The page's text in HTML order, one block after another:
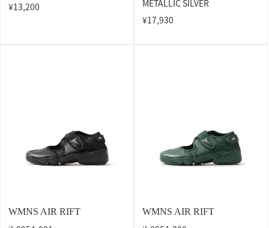
¥13,200
METALLIC SILVER
¥17,930
WMNS AIR RIFT WMNS AIR RIFT